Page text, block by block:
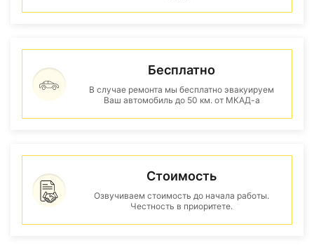
Бесплатно
В случае ремонта мы бесплатно эвакуируем
Ваш автомобиль до 50 км. от МКАД-а
Стоимость
Озвучиваем стоимость до начала работы.
Честность в приоритете.